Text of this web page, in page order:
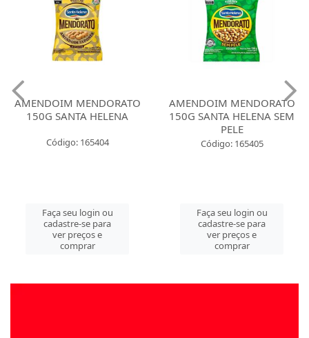
AMENDOIM MENDORATO
150G SANTA HELENA
Código: 165404
Faça seu login ou
cadastre-se para
ver preços e
comprar
AMENDOIM MENDORATO
150G SANTA HELENA SEM
PELE
Código: 165405
Faça seu login ou
cadastre-se para
ver preços e
comprar